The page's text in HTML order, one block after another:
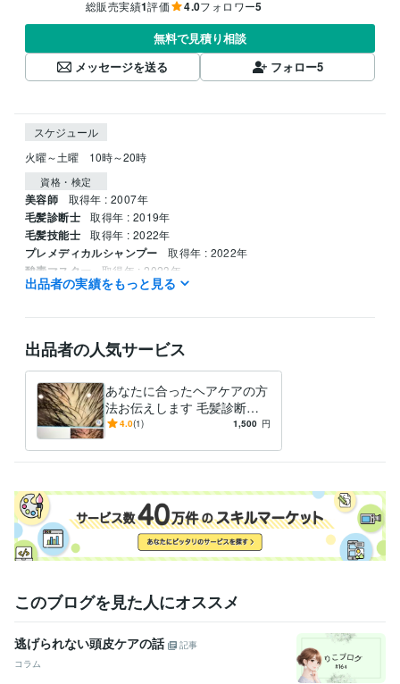
総販売実績1評価 4.0フォロワー5
無料で見積り相談
メッセージを送る
フォロー5
スケジュール
火曜～土曜　10時～20時
資格・検定
美容師 取得年 : 2007年
毛髪診断士 取得年 : 2019年
毛髪技能士 取得年 : 2022年
プレメディカルシャンプー 取得年 : 2022年
酸素マスター 取得年 : 2023年
美容師・管理美容師 取得年 : 2006年
得意分野
住まい・美容・生活相談
美容、ノウハウ、
出品者の実績をもっと見る
出品者の人気サービス
あなたに合ったヘアケアの方
法お伝えします 毛髪診断士
等の観点からお悩みに関する
4.0(1) 1,500 円
このブログを見た人にオススメ
逃げられない頭皮ケアの話
記事
コラム